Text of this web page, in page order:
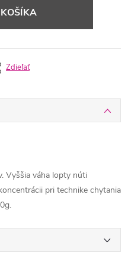
Zdieľať
Vyššia váha lopty núti
pri technike chytania